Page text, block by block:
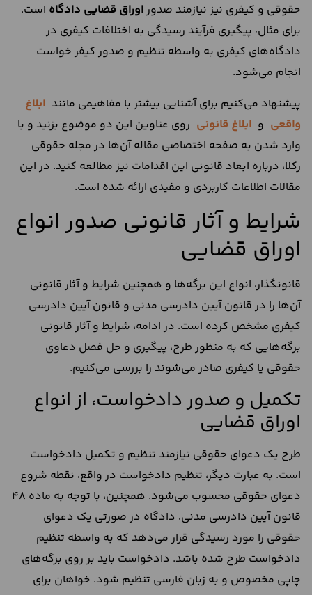
حقوقی و کیفری نیز نیازمند صدور اوراق قضایی دادگاه است.
برای مثال، پیگیری فرآیند رسیدگی به اختلافات کیفری در
دادگاه‌های کیفری به واسطه تنظیم و صدور کیفر خواست
انجام می‌شود.
پیشنهاد می‌کنیم برای آشنایی بیشتر با مفاهیمی مانند ابلاغ
واقعی و ابلاغ قانونی روی عناوین این دو موضوع بزنید و با
وارد شدن به صفحه اختصاصی مقاله آن‌ها در مجله حقوقی
رکلا، درباره ابعاد قانونی این اقدامات نیز مطالعه کنید. در این
مقالات اطلاعات کاربردی و مفیدی ارائه شده است.
شرایط و آثار قانونی صدور انواع
اوراق قضایی
قانونگذار، انواع این برگه‌ها و همچنین شرایط و آثار قانونی
آن‌ها را در قانون آیین دادرسی مدنی و قانون آیین دادرسی
کیفری مشخص کرده است. در ادامه، شرایط و آثار قانونی
برگه‌هایی که به منظور طرح، پیگیری و حل فصل دعاوی
حقوقی یا کیفری صادر می‌شوند را بررسی می‌کنیم.
تکمیل و صدور دادخواست، از انواع
اوراق قضایی
طرح یک دعوای حقوقی نیازمند تنظیم و تکمیل دادخواست
است. به عبارت دیگر، تنظیم دادخواست در واقع، نقطه شروع
دعوای حقوقی محسوب می‌شود. همچنین، با توجه به ماده 48
قانون آیین دادرسی مدنی، دادگاه در صورتی یک دعوای
حقوقی را مورد رسیدگی قرار می‌دهد که به واسطه تنظیم
دادخواست طرح شده باشد. دادخواست باید بر روی برگه‌های
چاپی مخصوص و به زبان فارسی تنظیم شود. خواهان برای